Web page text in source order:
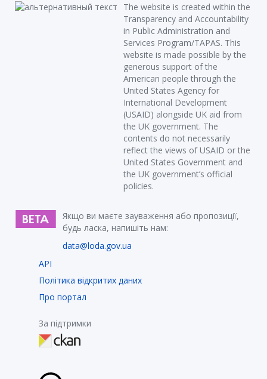
The website is created within the
Transparency and Accountability
in Public Administration and
Services Program/TAPAS. This
website is made possible by the
generous support of the
American people through the
United States Agency for
International Development
(USAID) alongside UK aid from
the UK government. The
contents do not necessarily
reflect the views of USAID or the
United States Government and
the UK government’s official
policies.
Якщо ви маєте зауваження або пропозиції,
будь ласка, напишіть нам:
data@loda.gov.ua
API
Політика відкритих даних
Про портал
За підтримки